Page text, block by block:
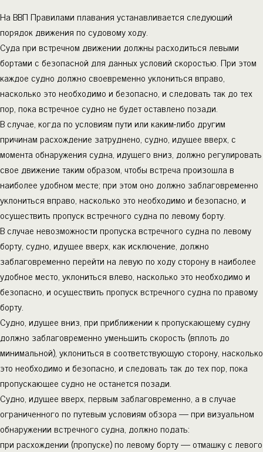
На ВВП Правилами плавания устанавливается следующий
порядок движения по судовому ходу.
Суда при встречном движении должны расходиться левыми
бортами с безопасной для данных условий скоростью. При этом
каждое судно должно своевременно уклониться вправо,
насколько это необходимо и безопасно, и следовать так до тех
пор, пока встречное судно не будет оставлено позади.
В случае, когда по условиям пути или каким-либо другим
причинам расхождение затруднено, судно, идущее вверх, с
момента обнаружения судна, идущего вниз, должно регулировать
свое движение таким образом, чтобы встреча произошла в
наиболее удобном месте; при этом оно должно заблаговременно
уклониться вправо, насколько это необходимо и безопасно, и
осуществить пропуск встречного судна по левому борту.
В случае невозможности пропуска встречного судна по левому
борту, судно, идущее вверх, как исключение, должно
заблаговременно перейти на левую по ходу сторону в наиболее
удобное место, уклониться влево, насколько это необходимо и
безопасно, и осуществить пропуск встречного судна по правому
борту.
Судно, идущее вниз, при приближении к пропускающему судну
должно заблаговременно уменьшить скорость (вплоть до
минимальной), уклониться в соответствующую сторону, насколько
это необходимо и безопасно, и следовать так до тех пор, пока
пропускающее судно не останется позади.
Судно, идущее вверх, первым заблаговременно, а в случае
ограниченного по путевым условиям обзора — при визуальном
обнаружении встречного судна, должно подать:
при расхождении (пропуске) по левому борту — отмашку с левого